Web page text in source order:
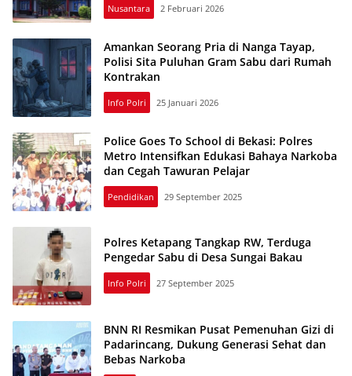
Nusantara 2 Februari 2026
Amankan Seorang Pria di Nanga Tayap,
Polisi Sita Puluhan Gram Sabu dari Rumah
Kontrakan
Info Polri 25 Januari 2026
Police Goes To School di Bekasi: Polres
Metro Intensifkan Edukasi Bahaya Narkoba
dan Cegah Tawuran Pelajar
Pendidikan 29 September 2025
Polres Ketapang Tangkap RW, Terduga
Pengedar Sabu di Desa Sungai Bakau
Info Polri 27 September 2025
BNN RI Resmikan Pusat Pemenuhan Gizi di
Padarincang, Dukung Generasi Sehat dan
Bebas Narkoba